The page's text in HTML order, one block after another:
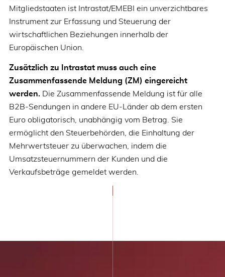
Mitgliedstaaten ist Intrastat/EMEBI ein unverzichtbares
Instrument zur Erfassung und Steuerung der
wirtschaftlichen Beziehungen innerhalb der
Europäischen Union.
Zusätzlich zu Intrastat muss auch eine
Zusammenfassende Meldung (ZM) eingereicht
werden.Die Zusammenfassende Meldung ist für alle
B2B-Sendungen in andere EU-Länder ab dem ersten
Euro obligatorisch, unabhängig vom Betrag. Sie
ermöglicht den Steuerbehörden, die Einhaltung der
Mehrwertsteuer zu überwachen, indem die
Umsatzsteuernummern der Kunden und die
Verkaufsbeträge gemeldet werden.